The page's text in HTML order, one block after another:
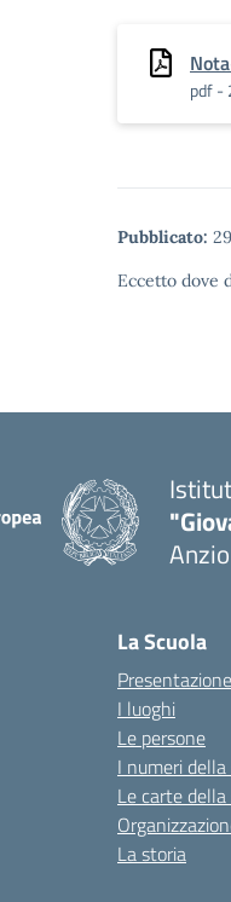
pdf -
Pubblicato:
Eccetto dove
Anzio
La Scuola
Presentazione
I luoghi
Le persone
I numeri
Le carte
La storia